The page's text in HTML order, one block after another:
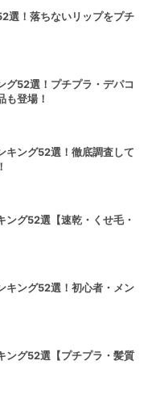
選！落ちないリップをプチ
グ52選！プチプラ・デパコ
も登場！
キング52選！徹底調査して
ング52選【速乾・くせ毛・
キング52選！初心者・メン
ング52選【プチプラ・髪質